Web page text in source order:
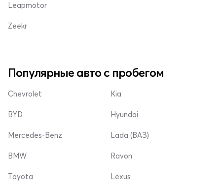
Leapmotor
Zeekr
Популярные авто с пробегом
Chevrolet
BYD
Mercedes-Benz
Kia
Hyundai
Lada (ВАЗ)
BMW
Toyota
Ravon
Lexus